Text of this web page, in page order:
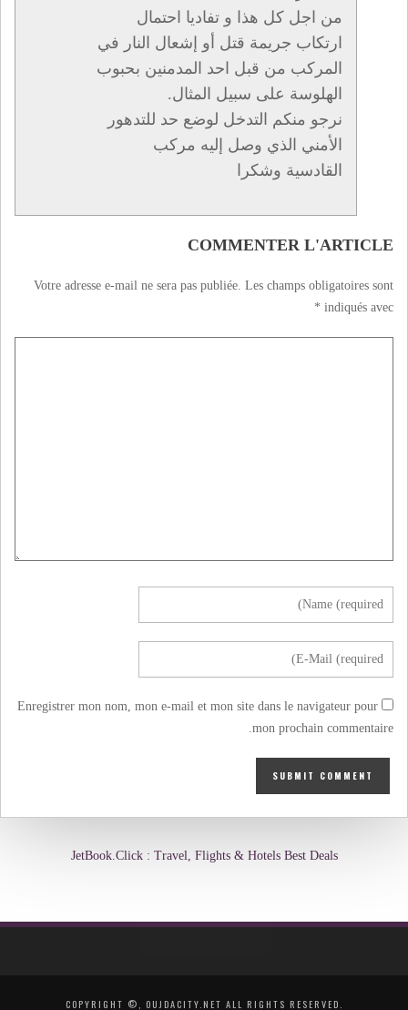
من اجل كل هذا و تفاديا احتمال
ارتكاب جريمة قتل أو إشعال النار في
المركب من قبل احد المدمنين بحبوب
الهلوسة على سبيل المثال.
نرجو منكم التدخل لوضع حد للتدهور
الأمني الذي وصل إليه مركب
القادسية وشكرا
COMMENTER L'ARTICLE
Votre adresse e-mail ne sera pas publiée. Les champs obligatoires sont
indiqués avec
*
Enregistrer mon nom, mon e-mail et mon site dans le navigateur pour
mon prochain commentaire.
JetBook.Click : Travel, Flights & Hotels Best Deals
COPYRIGHT ©, OUJDACITY.NET ALL RIGHTS RESERVED.